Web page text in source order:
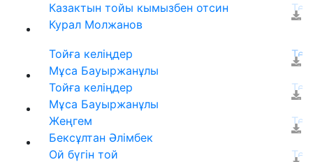
Казактын тойы кымызбен отсин
Курал Молжанов
Тойға келіңдер
Мұса Бауыржанұлы
Тойға келіңдер
Мұса Бауыржанұлы
Жеңгем
Бексұлтан Әлімбек
Ой бүгін той